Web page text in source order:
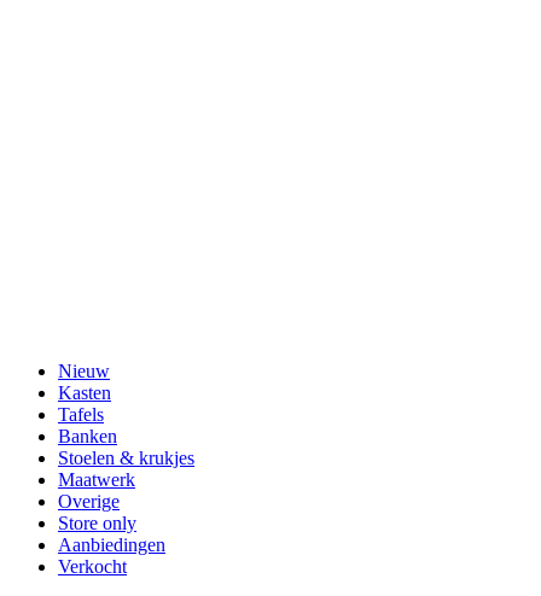
Nieuw
Kasten
Tafels
Banken
Stoelen & krukjes
Maatwerk
Overige
Store only
Aanbiedingen
Verkocht